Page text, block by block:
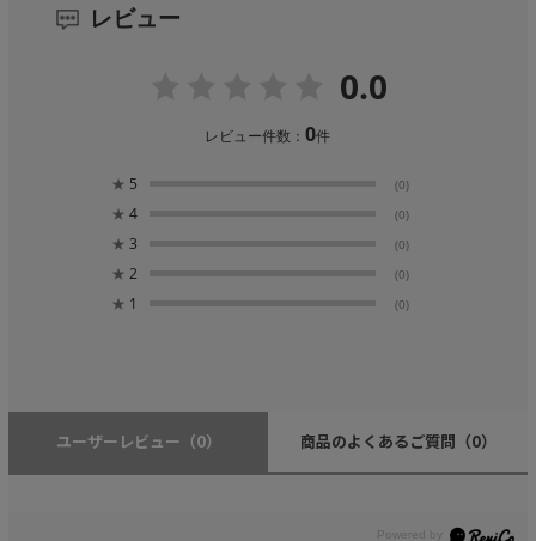
レビュー
0.0
レビュー件数：0件
★ 5 (0)
★ 4 (0)
★ 3 (0)
★ 2 (0)
★ 1 (0)
ユーザーレビュー （0） 商品のよくあるご質問 （0）